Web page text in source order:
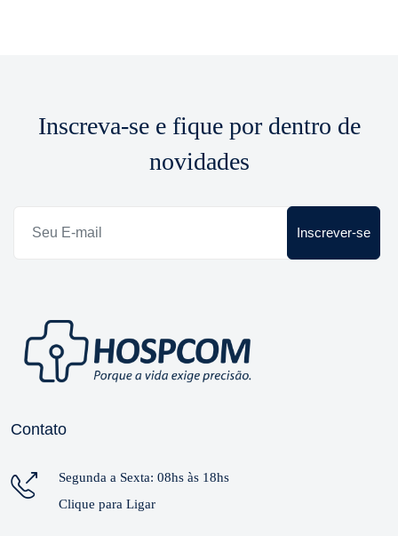
Inscreva-se e fique por dentro de
novidades
Inscrever-se
Contato
Segunda a Sexta: 08hs às 18hs
Clique para Ligar